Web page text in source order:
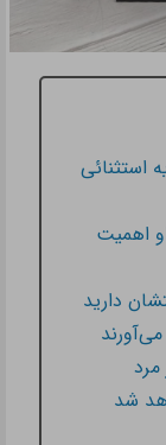
استثنائی
اهمیت
دارید
شد